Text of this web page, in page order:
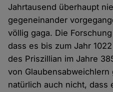
Jahrtausend überhaupt
gegeneinander
völlig gaga. Die
dass es bis zum Jahr
des Priszillian im Jahre
von Glaubensabweichlern
natürlich auch nicht, dass